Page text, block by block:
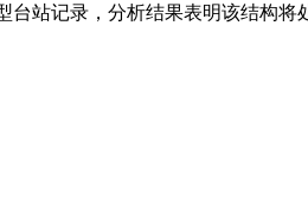
站记录，分析结果表明该结构将